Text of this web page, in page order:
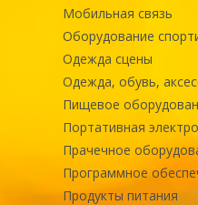
Мобильная связь
Оборудование
Одежда сцены
Одежда, обувь,
Пищевое
Портативная
Прачечное
Программное
Продукты питания